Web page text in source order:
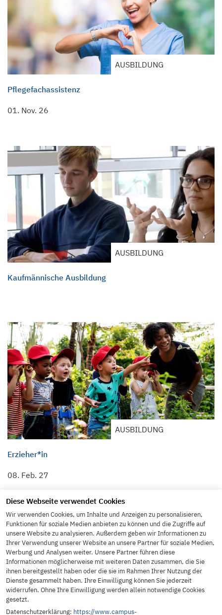
Diese Webseite verwendet Cookies
Wir verwenden Cookies, um Inhalte und Anzeigen zu personalisieren,
Funktionen für soziale Medien anbieten zu können und die Zugriffe auf
unsere Website zu analysieren. Außerdem geben wir Informationen zu
Ihrer Verwendung unserer Website an unsere Partner für soziale Medien,
Werbung und Analysen weiter. Unsere Partner führen diese
Informationen möglicherweise mit weiteren Daten zusammen, die Sie
ihnen bereitgestellt haben oder die sie im Rahmen Ihrer Nutzung der
Dienste gesammelt haben. Ihre Einwilligung können Sie jederzeit
widerrufen. Ohne Ihre Einwilligung werden allein notwendige Cookies
gesetzt.
Datenschutzerklärung: https://www.campus-
AUSBILDUNG
Pflegefachassistenz
01. Nov. 26
AUSBILDUNG
Kaufmännische Ausbildung
AUSBILDUNG
Erzieher*in
08. Feb. 27